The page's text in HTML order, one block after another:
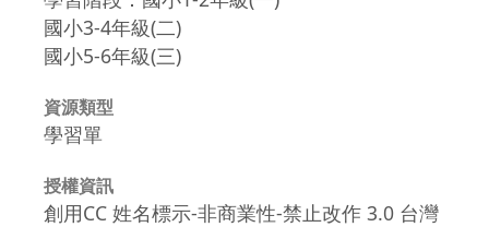
國小3-4年級(二)
國小5-6年級(三)
資源類型
學習單
授權資訊
創用CC 姓名標示-非商業性-禁止改作 3.0 台灣